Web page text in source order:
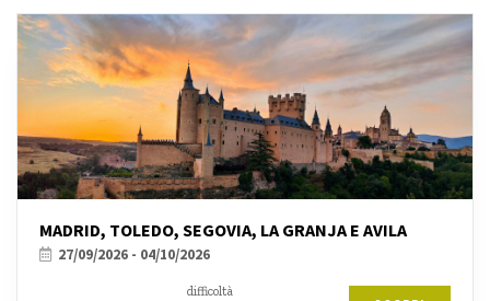
MADRID, TOLEDO, SEGOVIA, LA GRANJA E AVILA
27/09/2026 - 04/10/2026
difficoltà